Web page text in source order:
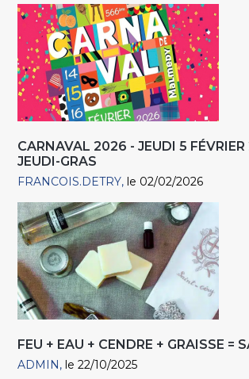
CARNAVAL 2026 - JEUDI 5
JEUDI-GRAS
FRANCOIS.DETRY le 02/02/2026
FEU + EAU + CENDRE + GRAISSE =
ADMIN le 22/10/2025